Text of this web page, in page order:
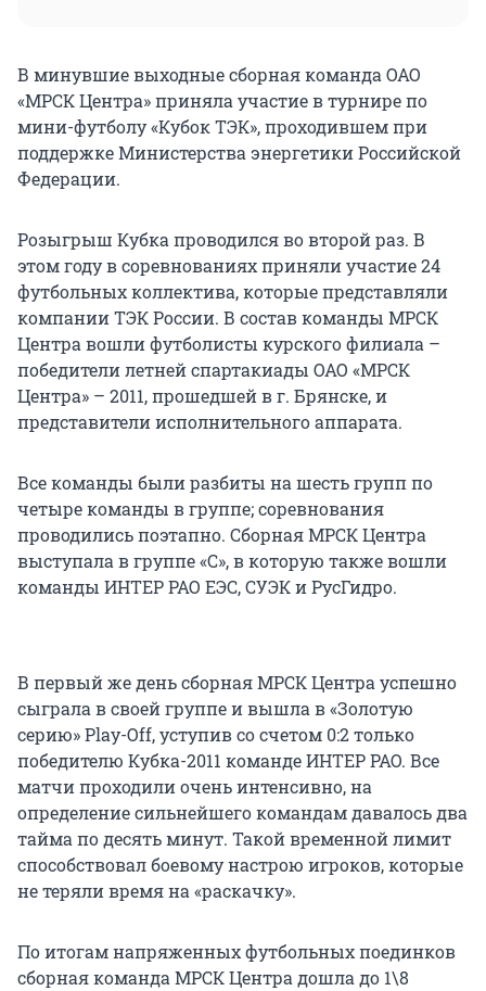
В минувшие выходные сборная команда ОАО
«МРСК Центра» приняла участие в турнире по
мини-футболу «Кубок ТЭК», проходившем при
поддержке Министерства энергетики Российской
Федерации.
Розыгрыш Кубка проводился во второй раз. В
этом году в соревнованиях приняли участие 24
футбольных коллектива, которые представляли
компании ТЭК России. В состав команды МРСК
Центра вошли футболисты курского филиала –
победители летней спартакиады ОАО «МРСК
Центра» – 2011, прошедшей в г. Брянске, и
представители исполнительного аппарата.
Все команды были разбиты на шесть групп по
четыре команды в группе; соревнования
проводились поэтапно. Сборная МРСК Центра
выступала в группе «С», в которую также вошли
команды ИНТЕР РАО ЕЭС, СУЭК и РусГидро.
В первый же день сборная МРСК Центра успешно
сыграла в своей группе и вышла в «Золотую
серию» Play-Off, уступив со счетом 0:2 только
победителю Кубка-2011 команде ИНТЕР РАО. Все
матчи проходили очень интенсивно, на
определение сильнейшего командам давалось два
тайма по десять минут. Такой временной лимит
способствовал боевому настрою игроков, которые
не теряли время на «раскачку».
По итогам напряженных футбольных поединков
сборная команда МРСК Центра дошла до 1\8